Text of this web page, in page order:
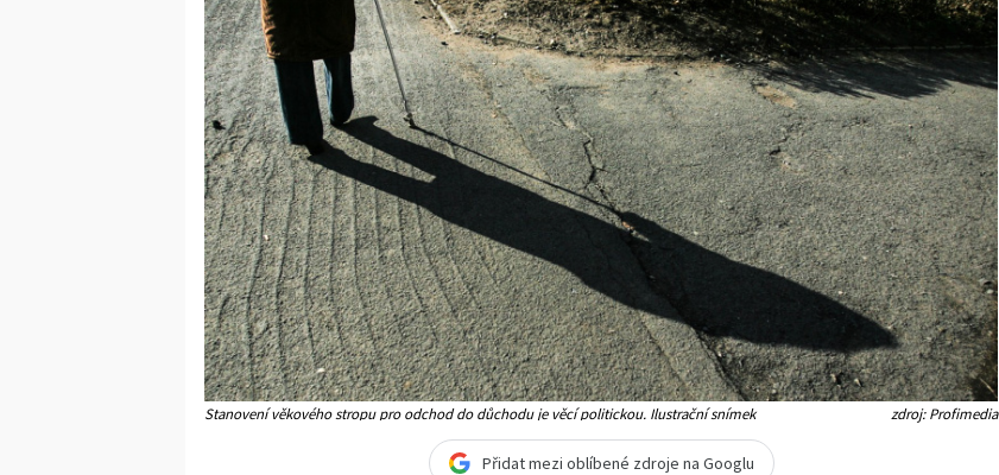
Stanovení věkového stropu pro odchod do důchodu je věcí politickou. Ilustrační snímek zdroj: Profimedia
Přidat mezi oblíbené zdroje na Googlu